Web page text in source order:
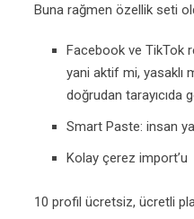
Buna rağmen özellik seti
Facebook ve TikTok
yani aktif mi, yasaklı
doğrudan tarayıcıda
Smart Paste: insan
Kolay çerez import’u
10 profil ücretsiz, ücretli